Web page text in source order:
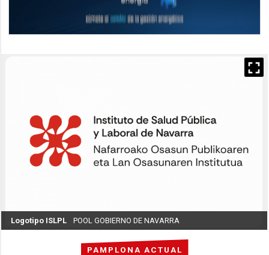
PAMPLONA ACTUAL
Logotipo ISLPL POOL GOBIERNO DE NAVARRA